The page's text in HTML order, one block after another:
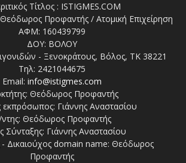
Τίτλος : ISTIGMES.COM
Προφαντής / Ατομική Επιχείρηση
ΑΦΜ: 160439799
ΔΟΥ: ΒΟΛΟΥ
- Ξενοκράτους, Βόλος, ΤΚ 38221
Τηλ: 2421044675
Email: info@istigmes.com
Θεόδωρος Προφαντής
εκπρόσωπος: Γιάννης Αναστασίου
Θεόδωρος Προφαντής
Σύνταξης: Γιάννης Αναστασίου
- Δικαιούχος domain name: Θεόδωρος
Προφαντής